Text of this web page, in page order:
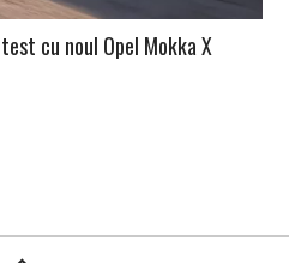
cu noul Opel Mokka X